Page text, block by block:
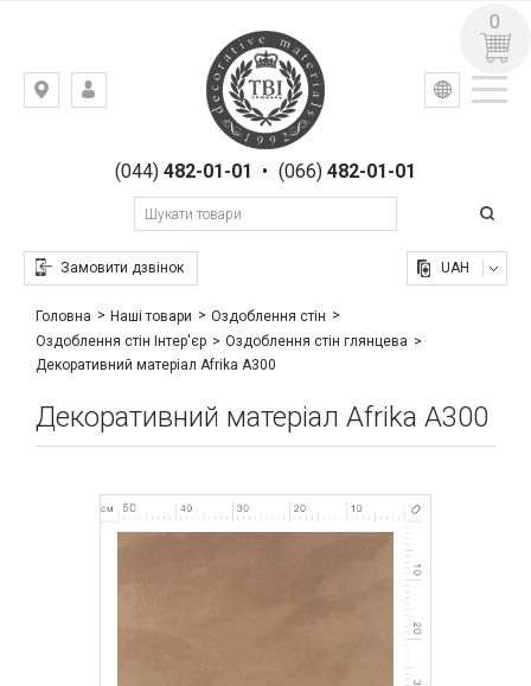
Київ,
Гоголівська,(044)482-01-01 • (066) 482-01-01
Замовити дзвінок
УКР РУС
UAH
0
Головна Наші товари
Оздоблення стін
Оздоблення стін Інтер'єр
Оздоблення стін глянцева
Декоративний матеріал Afrika A300
Декоративний матеріал Afrika A300